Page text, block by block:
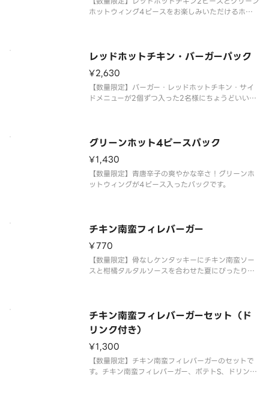
ホットウィング4ピースをお楽しみいただけるホッ
なる場合がございます。 ※
レッドホットチキン・バーガーパック
¥2,630
【数量限定】バーガー・レッドホットチキン・サイ
ドメニューが2個ずつ入った2名様にちょうどいいお
す。 ※提供方法は、写真と異
グリーンホット4ピースパック
¥1,430
【数量限定】青唐辛子の爽やかな辛さ！グリーンホ
ットウィングが4ピース入ったパックです。
チキン南蛮フィレバーガー
¥770
【数量限定】骨なしケンタッキーにチキン南蛮ソー
スと柑橘タルタルソースを合わせた夏にぴったりな
チキン南蛮フィレバーガーセット（ド
リンク付き）
¥1,300
【数量限定】チキン南蛮フィレバーガーのセットで
す。チキン南蛮フィレバーガー、ポテトS、ドリンク